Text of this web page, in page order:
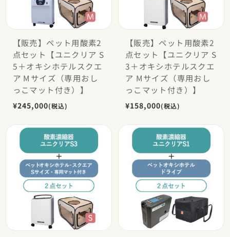
【販売】ペット用酸素2
点セット【ユニクリア S
5＋オキシホテルスクエ
ア Mサイズ（専用おし
っこマット付き）】
¥245,000(税込)
【販売】ペット用酸素2
点セット【ユニクリア S
3＋オキシホテルスクエ
ア Mサイズ（専用おし
っこマット付き）】
¥158,000(税込)